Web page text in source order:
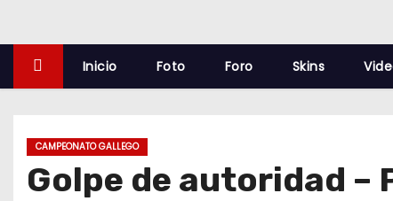
Inicio Foto Foro Skins
CAMPEONATO GALLEGO
Golpe de autoridad –